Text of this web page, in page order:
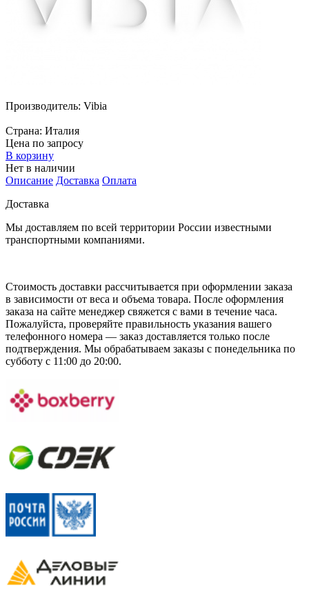
Производитель: Vibia
Страна: Италия
Цена по запросу
В корзину
Нет в наличии
Описание Доставка Оплата
Доставка
Мы доставляем по всей территории России известными
транспортными компаниями.
Стоимость доставки рассчитывается при оформлении заказа
в зависимости от веса и объема товара. После оформления
заказа на сайте менеджер свяжется с вами в течение часа.
Пожалуйста, проверяйте правильность указания вашего
телефонного номера — заказ доставляется только после
подтверждения. Мы обрабатываем заказы с понедельника по
субботу с 11:00 до 20:00.